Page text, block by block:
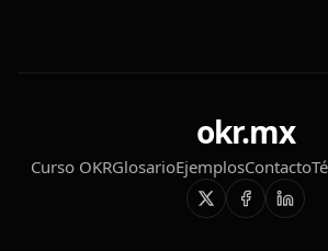
okr.mx
Curso OKRGlosarioEjemplosContacto